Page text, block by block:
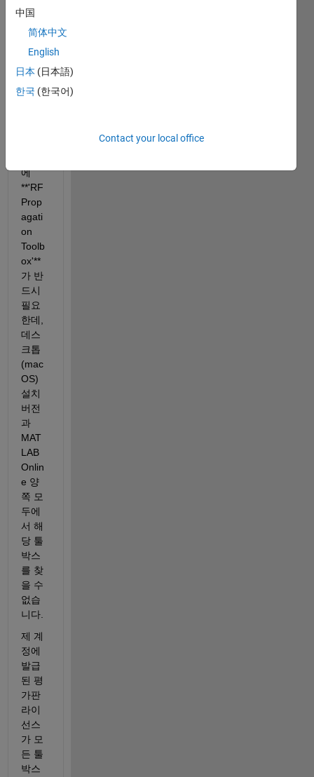
트를
위해
30일
판을
신청
에
**'RF
Prop
agati
on
Toolb
ox'**
가 반
드시
필요
한데,
데스
크톱
(mac
OS)
설치
버전
과
MAT
LAB
Onlin
e 양
쪽 모
두에
서 해
당 툴
박스
를 찾
을 수
없습
니다.
제 계
정에
발급
된 평
가판
라이
선스
가 모
든 툴
박스
中国
简体中文
English
日本 (日本語)
한국 (한국어)
Contact your local office